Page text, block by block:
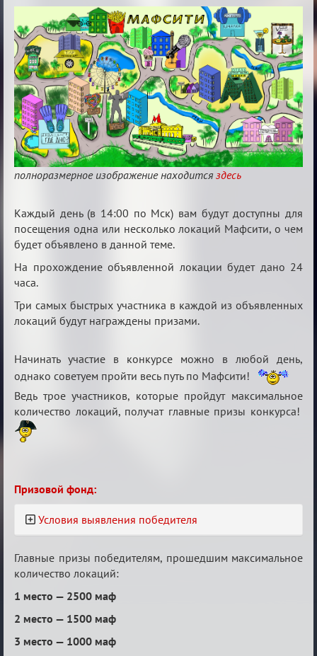
полноразмерное изображение находится здесь
Каждый день (в 14:00 по Мск) вам будут доступны для
посещения одна или несколько локаций Мафсити, о чем
будет объявлено в данной теме.
На прохождение объявленной локации будет дано 24
часа.
Три самых быстрых участника в каждой из объявленных
локаций будут награждены призами.
Начинать участие в конкурсе можно в любой день,
однако советуем пройти весь путь по Мафсити!
Ведь трое участников, которые пройдут максимальное
количество локаций, получат главные призы конкурса!
Призовой фонд:
Условия выявления победителя
Главные призы победителям, прошедшим максимальное
количество локаций:
1 место — 2500 маф
2 место — 1500 маф
3 место — 1000 маф